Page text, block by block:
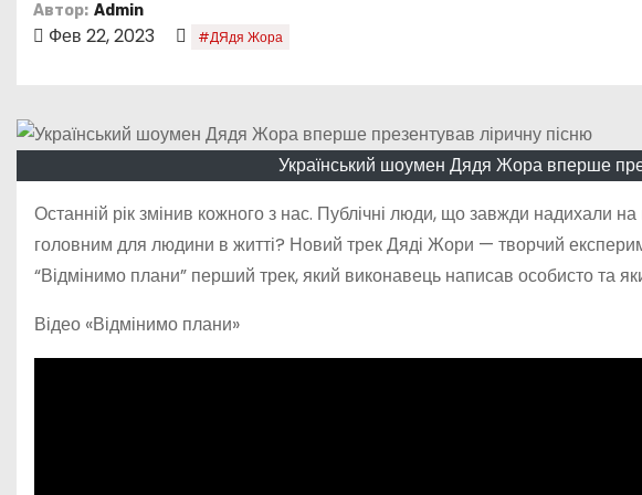
Автор: Admin
Фев 22, 2023 #ДЯдя Жора
Український шоумен Дядя Жора вперше
Останній рік змінив кожного з нас. Публічні люди, що завжди надихали
головним для людини в житті? Новий трек Дяді Жори — творчий
“Відмінимо плани” перший трек, який виконавець написав особисто та
Відео «Відмінимо плани»